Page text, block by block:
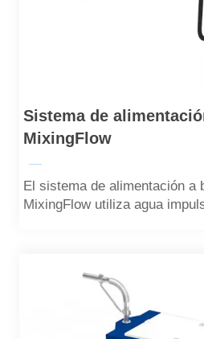
Sistema de
MixingFlow
—
El sistema de alimentación a
MixingFlow utiliza agua